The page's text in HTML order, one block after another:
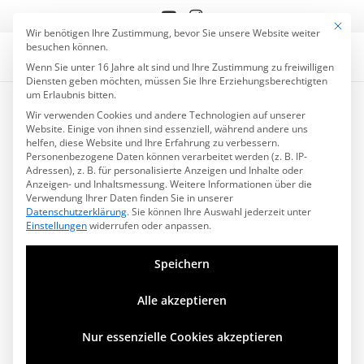
30.08.2018: Sehr schöner Auftritt mit dem Georg
Mit
Wir benötigen Ihre Zustimmung, bevor Sie unsere Website weiter
besuchen können.
Wenn Sie unter 16 Jahre alt sind und Ihre Zustimmung zu freiwilligen
Diensten geben möchten, müssen Sie Ihre Erziehungsberechtigten
um Erlaubnis bitten.
Wir verwenden Cookies und andere Technologien auf unserer
Website. Einige von ihnen sind essenziell, während andere uns
helfen, diese Website und Ihre Erfahrung zu verbessern.
Personenbezogene Daten können verarbeitet werden (z. B. IP-
Adressen), z. B. für personalisierte Anzeigen und Inhalte oder
Anzeigen- und Inhaltsmessung.Weitere Informationen über die
Verwendung Ihrer Daten finden Sie in unserer
Datenschutzerklärung.Sie können Ihre Auswahl jederzeit unter
Einstellungenwiderrufen oder anpassen.
Speichern
Alle akzeptieren
Nur essenzielle Cookies akzeptieren